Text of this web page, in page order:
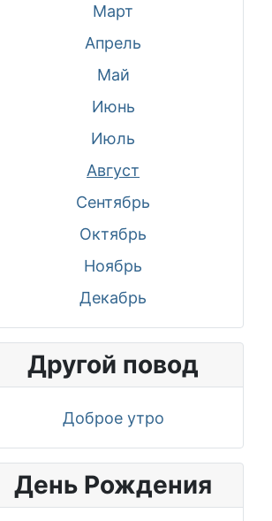
Март
Апрель
Май
Июнь
Июль
Август
Сентябрь
Октябрь
Ноябрь
Декабрь
Другой повод
Доброе утро
День Рождения